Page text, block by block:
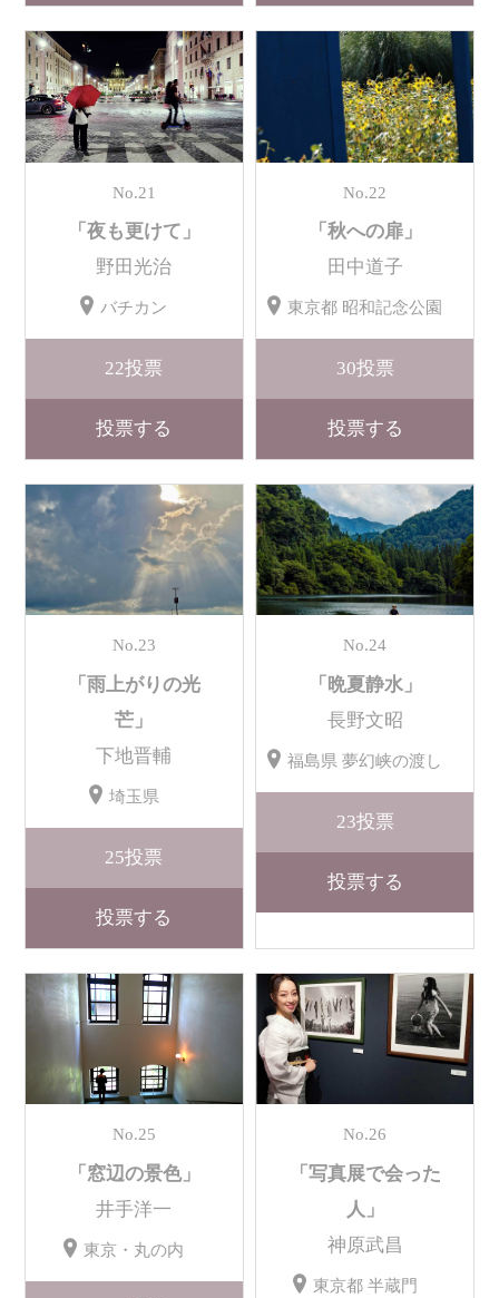
No.21
「夜も更けて」
野田光治
バチカン
22投票
投票する
No.22
「秋への扉」
田中道子
東京都 昭和記念公園
30投票
投票する
No.23
「雨上がりの光
芒」
下地晋輔
埼玉県
25投票
投票する
No.24
「晩夏静水」
長野文昭
福島県 夢幻峡の渡し
23投票
投票する
No.25
「窓辺の景色」
井手洋一
東京・丸の内
No.26
「写真展で会った
人」
神原武昌
東京都 半蔵門